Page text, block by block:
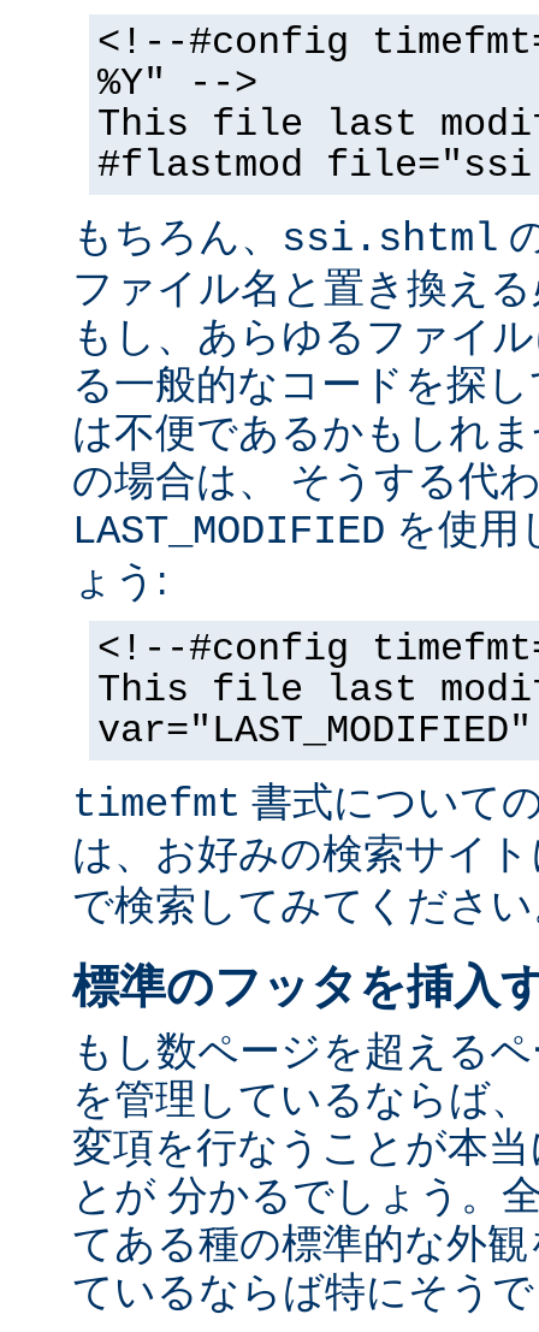
<!--#config
%Y" -->
This file last
#flastmod
もちろん、 ssi.shtml
ファイル名と置き換え
もし、あらゆるファイ
る一般的なコードを探
は不便であるかもしれ
の場合は、 そうする代
LAST_MODIFIED を使用
ょう:
<!--#config
This file last
timefmt 書式について
は、お好みの検索サイ
で検索してみてくださ
標準のフッタを挿入
もし数ページを超える
を管理しているならば
変項を行なうことが本
とが 分かるでしょう。
てある種の標準的な外
ているならば特にそう